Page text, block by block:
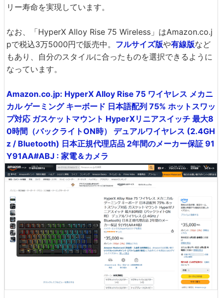
リー寿命を実現しています。
なお、「HyperX Alloy Rise 75 Wireless」はAmazon.co.j
pで税込3万5000円で販売中。 フルサイズ版や有線版など
もあり、自分のスタイルに合ったものを選択できるように
なっています。
Amazon.co.jp: HyperX Alloy Rise 75 ワイヤレス メカニ
カル ゲーミング キーボード 日本語配列 75% ホットスワッ
プ対応 ガスケットマウント HyperXリニアスイッチ 最大8
0時間（バックライトON時） デュアルワイヤレス (2.4GH
z / Bluetooth) 日本正規代理店品 2年間のメーカー保証 91
Y91AA#ABJ : 家電＆カメラ